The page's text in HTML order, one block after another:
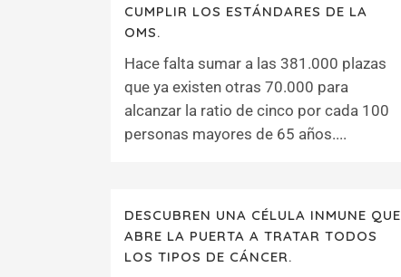
CUMPLIR LOS ESTÁNDARES DE LA
OMS.
Hace falta sumar a las 381.000 plazas
que ya existen otras 70.000 para
alcanzar la ratio de cinco por cada 100
personas mayores de 65 años....
DESCUBREN UNA CÉLULA INMUNE QUE
ABRE LA PUERTA A TRATAR TODOS
LOS TIPOS DE CÁNCER.